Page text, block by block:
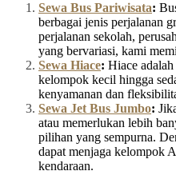
Sewa Bus Pariwisata:
berbagai jenis perjalanan
perjalanan sekolah,
yang bervariasi, kami
Sewa Hiace: Hiace
kelompok kecil hingga
kenyamanan dan
Sewa Jet Bus Jumbo:
atau memerlukan lebih
pilihan yang sempurna.
dapat menjaga kelompok
kendaraan.